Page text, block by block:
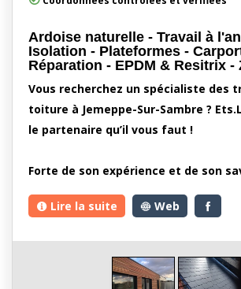
Ardoise naturelle - Travail à
Isolation - Plateformes -
Réparation - EPDM & Resitrix -
Vous recherchez un spécialiste des
toiture à Jemeppe-Sur-Sambre ?
le partenaire qu’il vous faut !
Forte de son expérience et de son
Lire la suite Web